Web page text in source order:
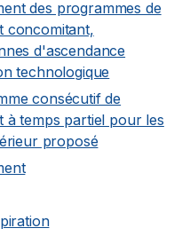
des programmes de
concomitant,
d'ascendance
technologique
consécutif de
à temps partiel pour les
proposé